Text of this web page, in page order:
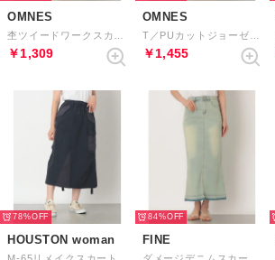
OMNES
￥1,309
OMNES
￥1,455
78%
HOUSTON woman
84%
FINE